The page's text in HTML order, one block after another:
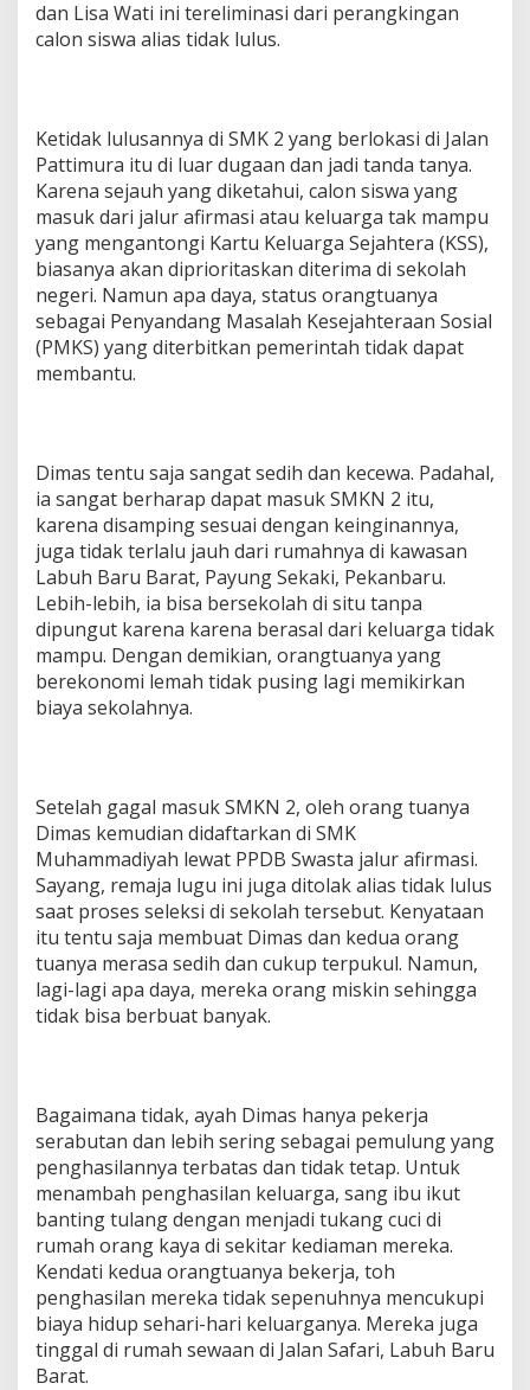
dan Lisa Wati ini tereliminasi dari perangkingan
calon siswa alias tidak lulus.
Ketidak lulusannya di SMK 2 yang berlokasi di Jalan
Pattimura itu di luar dugaan dan jadi tanda tanya.
Karena sejauh yang diketahui, calon siswa yang
masuk dari jalur afirmasi atau keluarga tak mampu
yang mengantongi Kartu Keluarga Sejahtera (KSS),
biasanya akan diprioritaskan diterima di sekolah
negeri. Namun apa daya, status orangtuanya
sebagai Penyandang Masalah Kesejahteraan Sosial
(PMKS) yang diterbitkan pemerintah tidak dapat
membantu.
Dimas tentu saja sangat sedih dan kecewa. Padahal,
ia sangat berharap dapat masuk SMKN 2 itu,
karena disamping sesuai dengan keinginannya,
juga tidak terlalu jauh dari rumahnya di kawasan
Labuh Baru Barat, Payung Sekaki, Pekanbaru.
Lebih-lebih, ia bisa bersekolah di situ tanpa
dipungut karena karena berasal dari keluarga tidak
mampu. Dengan demikian, orangtuanya yang
berekonomi lemah tidak pusing lagi memikirkan
biaya sekolahnya.
Setelah gagal masuk SMKN 2, oleh orang tuanya
Dimas kemudian didaftarkan di SMK
Muhammadiyah lewat PPDB Swasta jalur afirmasi.
Sayang, remaja lugu ini juga ditolak alias tidak lulus
saat proses seleksi di sekolah tersebut. Kenyataan
itu tentu saja membuat Dimas dan kedua orang
tuanya merasa sedih dan cukup terpukul. Namun,
lagi-lagi apa daya, mereka orang miskin sehingga
tidak bisa berbuat banyak.
Bagaimana tidak, ayah Dimas hanya pekerja
serabutan dan lebih sering sebagai pemulung yang
penghasilannya terbatas dan tidak tetap. Untuk
menambah penghasilan keluarga, sang ibu ikut
banting tulang dengan menjadi tukang cuci di
rumah orang kaya di sekitar kediaman mereka.
Kendati kedua orangtuanya bekerja, toh
penghasilan mereka tidak sepenuhnya mencukupi
biaya hidup sehari-hari keluarganya. Mereka juga
tinggal di rumah sewaan di Jalan Safari, Labuh Baru
Barat.